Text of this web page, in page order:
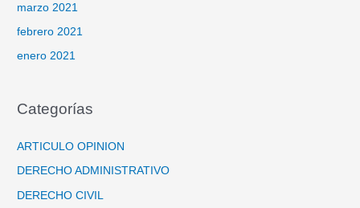
marzo 2021
febrero 2021
enero 2021
Categorías
ARTICULO OPINION
DERECHO ADMINISTRATIVO
DERECHO CIVIL